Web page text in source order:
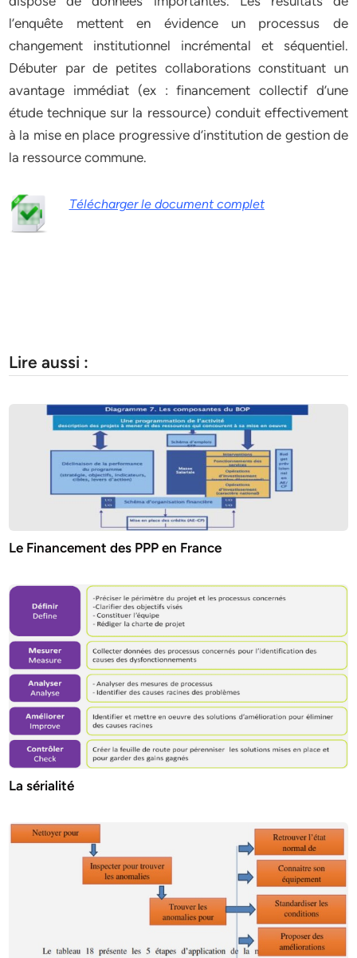
l’enquête mettent en évidence un processus de
changement institutionnel incrémental et séquentiel.
Débuter par de petites collaborations constituant un
avantage immédiat (ex : financement collectif d’une
étude technique sur la ressource) conduit effectivement
à la mise en place progressive d’institution de gestion de
la ressource commune.
Télécharger le document complet
Lire aussi :
Le Financement des PPP en France
La sérialité